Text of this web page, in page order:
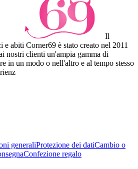
Il
e abiti Corner69 è stato creato nel 2011
nostri clienti un'ampia gamma di
in un modo o nell'altro e al tempo stesso
generaliProtezione dei datiCambio o
Confezione regalo